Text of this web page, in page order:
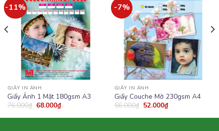
-11%
Add to
wishlist
GIẤY IN ẢNH
Giấy Ảnh 1 Mặt 180gsm A3
76.000₫ 68.000₫
-7%
wishlist
GIẤY IN ẢNH
Giấy Couche Mờ 230gsm A4
56.000₫ 52.000₫